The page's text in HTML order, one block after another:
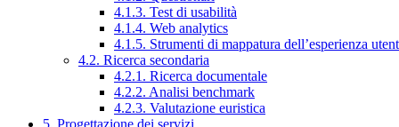
4.1.3. Test di usabilità
4.1.4. Web analytics
4.1.5. Strumenti di mappatura dell’esperienza
4.2. Ricerca secondaria
4.2.1. Ricerca documentale
4.2.2. Analisi benchmark
4.2.3. Valutazione euristica
5. Progettazione dei servizi